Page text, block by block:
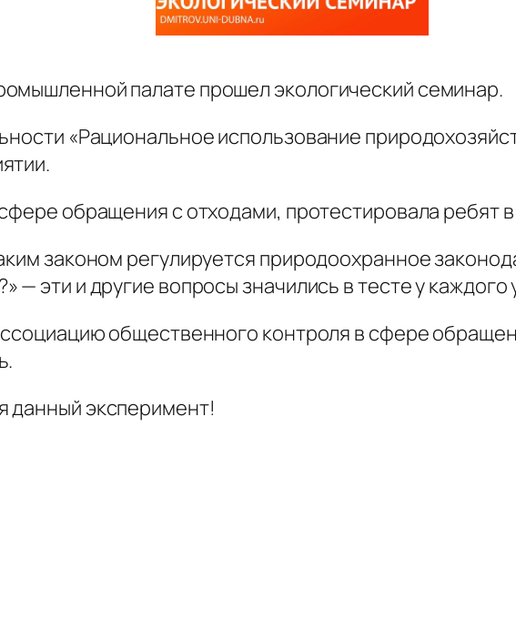
палате прошел экологический семинар.
«Рациональное использование
обращения с отходами, протестировала ребят
законом регулируется природоохранное
— эти и другие вопросы значились в тесте у
общественного контроля в сфере
данный эксперимент!